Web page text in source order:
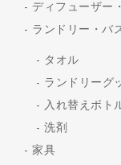
ディフューザー
ランドリー・バ
タオル
ランドリーグ
入れ替えボト
洗剤
家具